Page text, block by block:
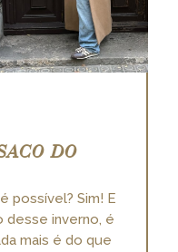
DO
possível? Sim! E
desse inverno, é
mais é do que